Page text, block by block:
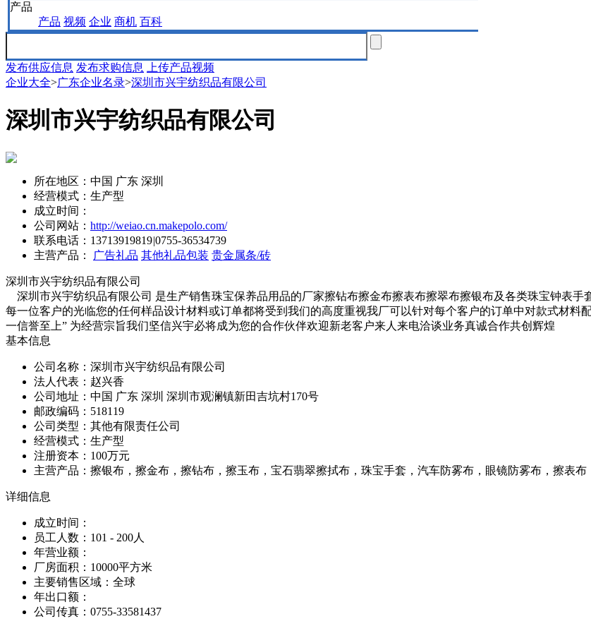
产品
产品 视频 企业 商机 百科
发布供应信息 发布求购信息
上传产品视频
企业大全>广东企业名录>深圳市兴宇纺织品有限公司
深圳市兴宇纺织品有限公司
所在地区：中国 广东 深圳
经营模式：生产型
成立时间：
公司网站： http://weiao.cn.makepolo.com/
联系电话： 13713919819|0755-36534739
主营产品：
广告礼品 其他礼品包装 贵金属条/砖
深圳市兴宇纺织品有限公司
深圳市兴宇纺织品有限公司 是生产销售珠宝保养品用品的厂家擦钻布擦金布擦表布擦翠布擦银布及各类珠宝钟表
每一位客户的光临您的任何样品设计材料或订单都将受到我们的高度重视我厂可以针对每个客户的订单中对款式材料
一信誉至上” 为经营宗旨我们坚信兴宇必将成为您的合作伙伴欢迎新老客户来人来电洽谈业务真诚合作共创辉煌
基本信息
公司名称：深圳市兴宇纺织品有限公司
法人代表：赵兴香
公司地址：中国 广东 深圳 深圳市观澜镇新田吉坑村170号
邮政编码：518119
公司类型：其他有限责任公司
经营模式：生产型
注册资本：100万元
主营产品：擦银布，擦金布，擦钻布，擦玉布，宝石翡翠擦拭布，珠宝手套，汽车防雾布，眼镜防雾布，擦表布
详细信息
成立时间：
员工人数：101 - 200人
年营业额：
厂房面积：10000平方米
主要销售区域：全球
年出口额：
公司传真：0755-33581437